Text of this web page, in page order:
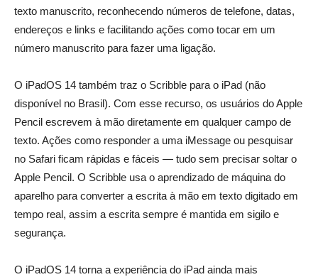
texto manuscrito, reconhecendo números de telefone, datas,
endereços e links e facilitando ações como tocar em um
número manuscrito para fazer uma ligação.
O iPadOS 14 também traz o Scribble para o iPad (não
disponível no Brasil). Com esse recurso, os usuários do Apple
Pencil escrevem à mão diretamente em qualquer campo de
texto. Ações como responder a uma iMessage ou pesquisar
no Safari ficam rápidas e fáceis — tudo sem precisar soltar o
Apple Pencil. O Scribble usa o aprendizado de máquina do
aparelho para converter a escrita à mão em texto digitado em
tempo real, assim a escrita sempre é mantida em sigilo e
segurança.
O iPadOS 14 torna a experiência do iPad ainda mais